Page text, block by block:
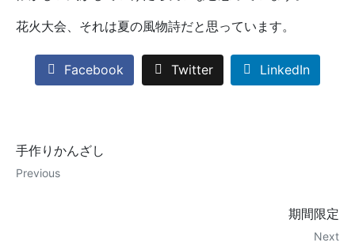
花火大会、それは夏の風物詩だと思っています。
Facebook Twitter LinkedIn
手作りかんざし
Previous
期間限定
Next